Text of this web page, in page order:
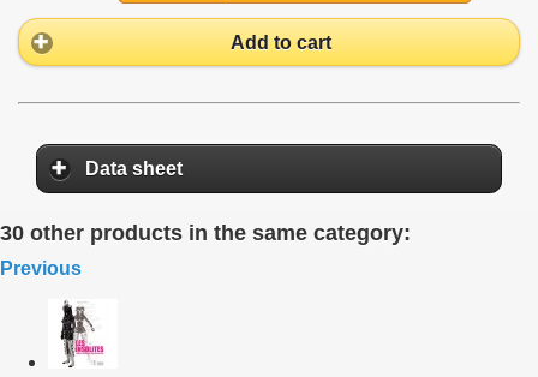
Add to cart
Data sheet
30 other products in the same category:
Previous